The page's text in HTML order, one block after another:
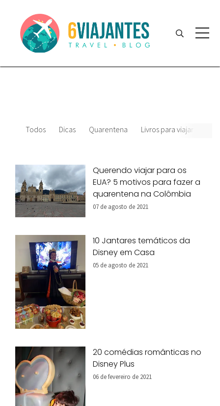
Todos Dicas Quarentena Livros para viajar
Querendo viajar para os
EUA? 5 motivos para fazer a
quarentena na Colômbia
07 de agosto de 2021
10 Jantares temáticos da
Disney em Casa
05 de agosto de 2021
20 comédias românticas no
Disney Plus
06 de fevereiro de 2021